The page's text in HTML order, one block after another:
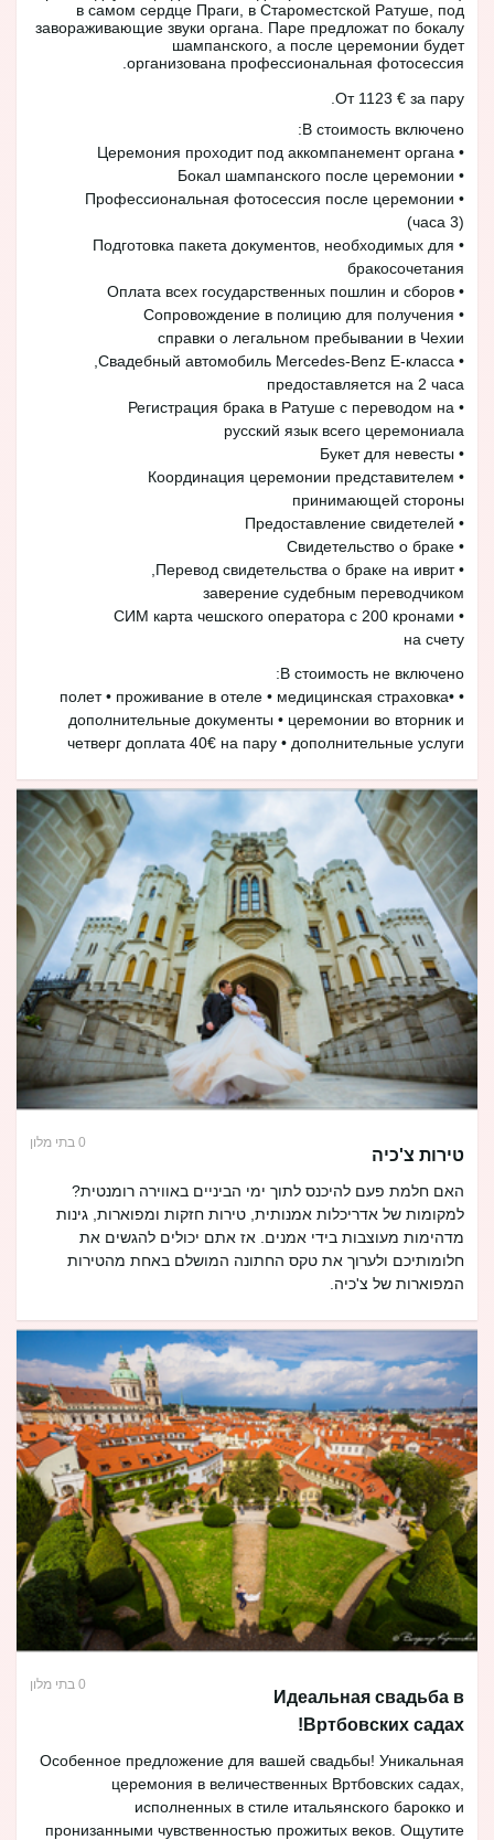
в самом сердце Праги, в Староместской Ратуше, под
завораживающие звуки органа. Паре предложат по бокалу
шампанского, а после церемонии будет
организована профессиональная фотосессия.
От 1123 € за пару.
В стоимость включено:
• Церемония проходит под аккомпанемент органа
• Бокал шампанского после церемонии
• Профессиональная фотосессия после церемонии
(3 часа)
• Подготовка пакета документов, необходимых для
бракосочетания
• Оплата всех государственных пошлин и сборов
• Сопровождение в полицию для получения
справки о легальном пребывании в Чехии
• Свадебный автомобиль Mercedes-Benz E-класса,
предоставляется на 2 часа
• Регистрация брака в Ратуше с переводом на
русский язык всего церемониала
• Букет для невесты
• Координация церемонии представителем
принимающей стороны
• Предоставление свидетелей
• Свидетельство о браке
• Перевод свидетельства о браке на иврит,
заверение судебным переводчиком
• СИМ карта чешского оператора с 200 кронами
на счету
В стоимость не включено:
• полет • проживание в отеле • медицинская страховка•
дополнительные документы • церемонии во вторник и
четверг доплата 40€ на пару • дополнительные услуги
טירות צ'כיה
0 בתי מלון
האם חלמת פעם להיכנס לתוך ימי הביניים באווירה רומנטית?
למקומות של אדריכלות אמנותית, טירות חזקות ומפוארות, גינות
מדהימות מעוצבות בידי אמנים. אז אתם יכולים להגשים את
חלומותיכם ולערוך את טקס החתונה המושלם באחת מהטירות
המפוארות של צ'כיה.
Идеальная свадьба в
Вртбовских садах!
0 בתי מלון
Особенное предложение для вашей свадьбы! Уникальная
церемония в величественных Вртбовских садах,
исполненных в стиле итальянского барокко и
пронизанными чувственностью прожитых веков. Ощутите